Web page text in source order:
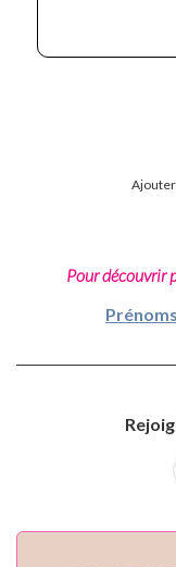
Ajouter
Pour découvrir